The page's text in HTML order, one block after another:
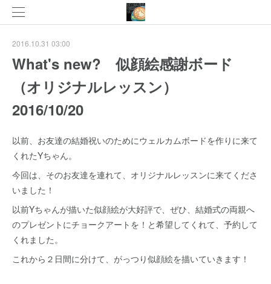
2016.10.31 03:00
What's new? 似顔絵感謝ボード
（オリジナルレッスン）
2016/10/20
以前、お友達の結婚祝いのためにウェルカムボードを作りに来て
くれたYちゃん。
今回は、そのお友達を連れて、オリジナルレッスンに来てくださ
いました！
以前Yちゃんが描いた似顔絵が大好評で、ぜひ、結婚式の両親へ
のプレゼントにチョークアートを！と希望してくれて、予約して
くれました。
これから２日間に分けて、がっつり似顔絵を描いていきます！